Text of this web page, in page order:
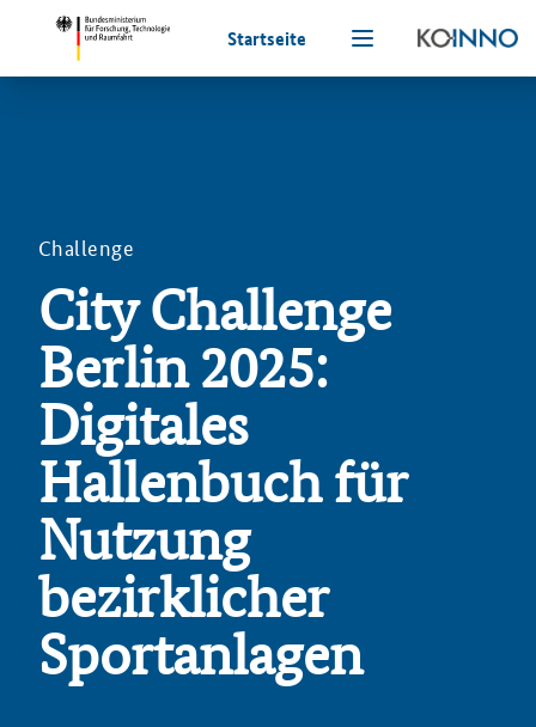
Startseite
Challenge
City Challenge
Berlin 2025:
Digitales
Hallenbuch für
Nutzung
bezirklicher
Sportanlagen